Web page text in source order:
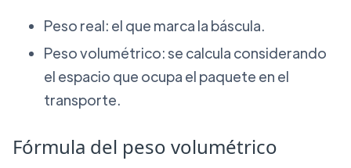
Peso real: el que marca la báscula.
Peso volumétrico: se calcula considerando
el espacio que ocupa el paquete en el
transporte.
Fórmula del peso volumétrico